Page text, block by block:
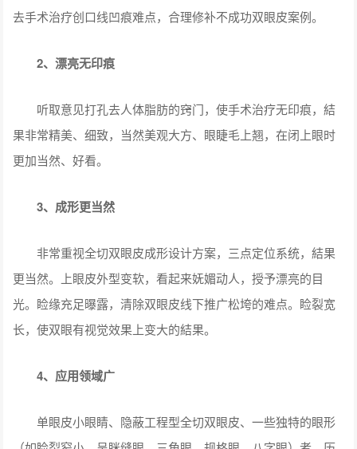
去手术治疗创口线凹痕难点，合理修补不成功双眼皮案例。
2、漂亮无印痕
听取意见打孔去人体脂肪的窍门，使手术治疗无印痕，結
果非常精美、细致，当然美观大方、眼睫毛上翘，在闭上眼时
更加当然、好看。
3、成形更当然
非常重视全切双眼皮成形设计方案，三点定位系统，結果
更当然。上眼皮外型变软，看起来妩媚动人，授予漂亮的目
光。睑缘充足曝露，清除双眼皮线下推广松垮的难点。睑裂宽
长，使双眼有视觉效果上变大的結果。
4、应用领域广
单眼皮小眼睛、隐蔽工程型全切双眼皮、一些独特的眼形